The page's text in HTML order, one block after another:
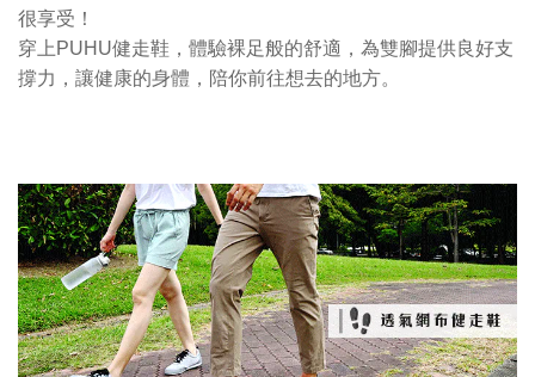
很享受！
穿上PUHU健走鞋，體驗裸足般的舒適，為雙腳提供良好支
撐力，讓健康的身體，陪你前往想去的地方。